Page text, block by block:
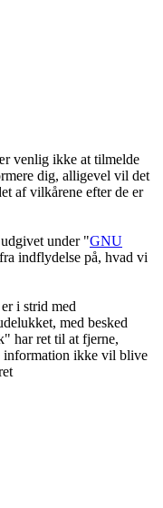
venlig ikke at tilmelde
dig, alligevel vil det
af vilkårene efter de er
under "GNU
indflydelse på, hvad vi
i strid med
med besked
har ret til at fjerne,
information ikke vil blive